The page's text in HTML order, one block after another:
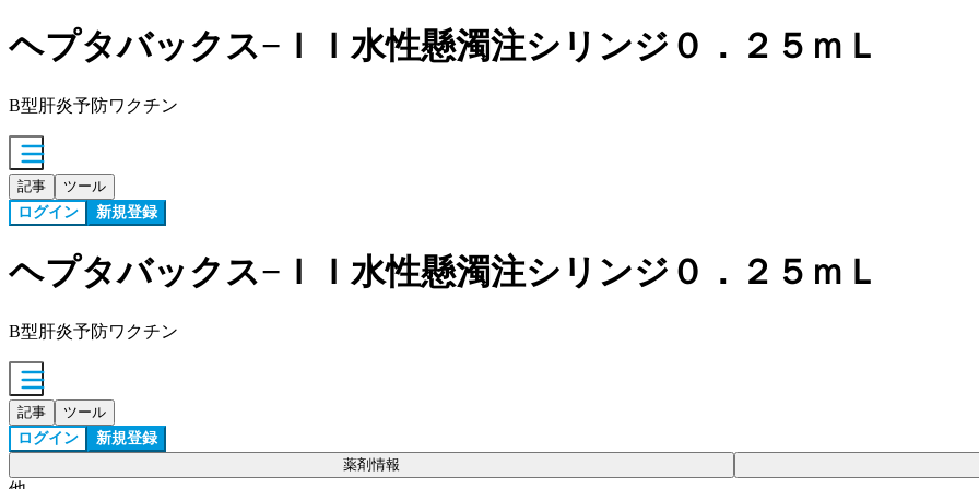
ヘプタバックス−ＩＩ水性懸濁注シリンジ０．２５ｍＬ
B型肝炎予防ワクチン
記事 ツール
ログイン 新規登録
ヘプタバックス−ＩＩ水性懸濁注シリンジ０．２５ｍＬ
B型肝炎予防ワクチン
記事 ツール
ログイン 新規登録
薬剤情報